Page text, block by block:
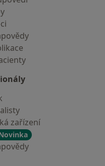
zařízení